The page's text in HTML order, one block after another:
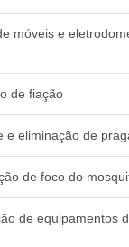
móveis e
de fiação
e eliminação de
de foco do
de equipamentos